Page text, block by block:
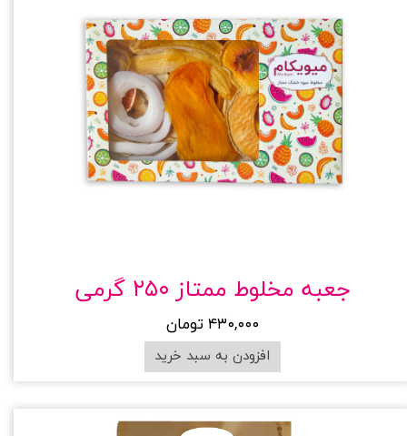
جعبه مخلوط ممتاز ۲۵۰ گرمی
۴۳۰,۰۰۰ تومان
افزودن به سبد خرید